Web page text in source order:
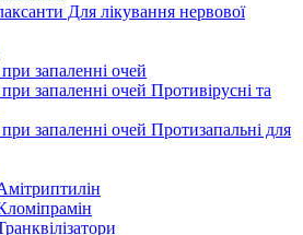
Для лікування нервової
запаленні очей
запаленні очей Противірусні та
запаленні очей Протизапальні для